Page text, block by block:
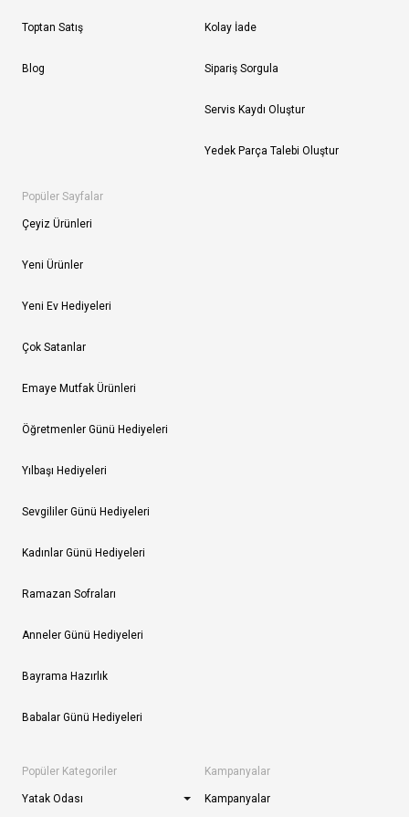
Toptan Satış
Blog
Kolay İade
Sipariş Sorgula
Servis Kaydı Oluştur
Yedek Parça Talebi Oluştur
Popüler Sayfalar
Çeyiz Ürünleri
Yeni Ürünler
Yeni Ev Hediyeleri
Çok Satanlar
Emaye Mutfak Ürünleri
Öğretmenler Günü Hediyeleri
Yılbaşı Hediyeleri
Sevgililer Günü Hediyeleri
Kadınlar Günü Hediyeleri
Ramazan Sofraları
Anneler Günü Hediyeleri
Bayrama Hazırlık
Babalar Günü Hediyeleri
Popüler Kategoriler
Yatak Odası
Kampanyalar
Kampanyalar